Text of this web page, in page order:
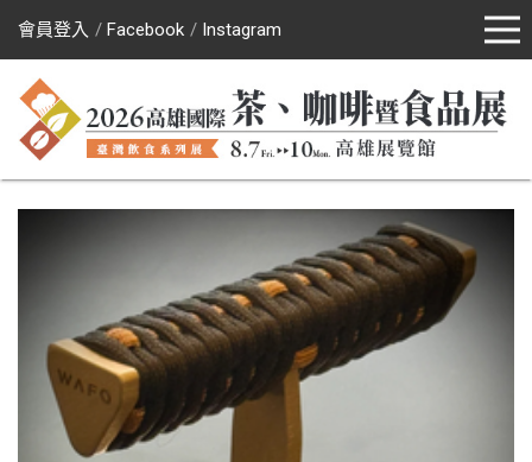
會員登入 Facebook Instagram